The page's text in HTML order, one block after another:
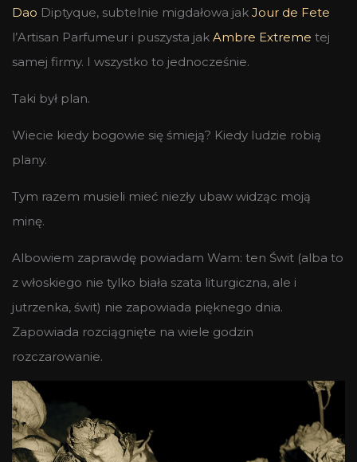
Dao Diptyque, subtelnie migdałowa jak Jour de Fete
l’Artisan Parfumeur i puszysta jak Ambre Extreme tej
samej firmy. I wszystko to jednocześnie.
Taki był plan.
Wiecie kiedy bogowie się śmieją? Kiedy ludzie robią
plany.
Tym razem musieli mieć niezły ubaw widząc moją
minę.
Albowiem zaprawdę powiadam Wam: ten Świt (alba to
z włoskiego nie tylko biała szata liturgiczna, ale i
jutrzenka, świt) nie zapowiada pięknego dnia.
Zapowiada rozciągnięte na wiele godzin
rozczarowanie.